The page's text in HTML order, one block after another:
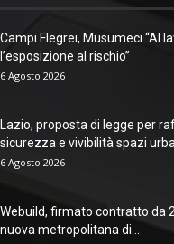
Campi Flegrei, Musumeci “Al
l’esposizione al rischio”
6 Agosto 2026
Lazio, proposta di legge per
sicurezza e vivibilità spazi
6 Agosto 2026
Webuild, firmato contratto da
nuova metropolitana di...